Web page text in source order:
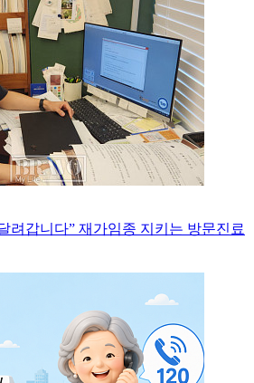
려갑니다” 재가임종 지키는 방문진료